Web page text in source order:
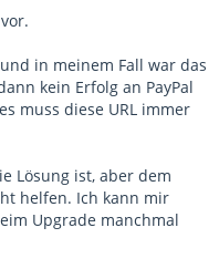
liegen kann, aber ich
aufgerufen wird, und
behindert.
suchen, und evtl. die
man ja auch manuell
nie machen, nur
in meinem Fall war das
kein Erfolg an PayPal
muss diese URL immer
Lösung ist, aber dem
helfen. Ich kann mir
Upgrade manchmal